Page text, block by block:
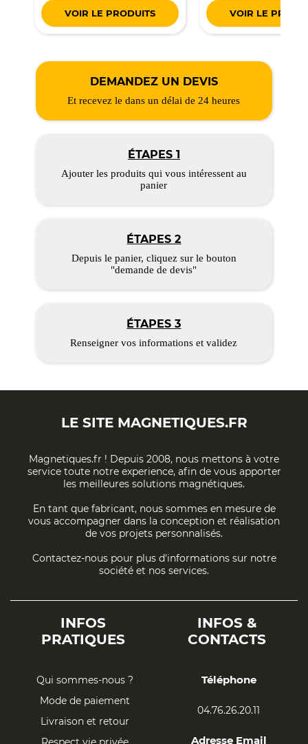
VOIR LE PRODUITS VOIR LE
DEMANDEZ UN DEVIS
Et recevez le dans un délai de 24 heures
ÉTAPES 1
Ajouter les produits qui vous intéressent au
panier
ÉTAPES 2
Depuis le panier, cliquez sur le bouton
"demande de devis"
ÉTAPES 3
Renseigner vos informations et validez
LE SITE MAGNETIQUES.FR
Magnetiques.fr ! Depuis 2008, nous mettons à votre
service toute notre experience, afin de vous apporter
les meilleures solutions magnétiques.
En tant que fabricant, nous sommes en mesure de
vous accompagner dans la conception et réalisation
de vos projets personnalisés.
Contactez-nous pour plus d'informations sur notre
société et nos services.
INFOS
PRATIQUES
Qui sommes-nous ?
Mode de paiement
Livraison et retour
INFOS &
CONTACTS
Téléphone
04.76.26.20.11
Adresse Email